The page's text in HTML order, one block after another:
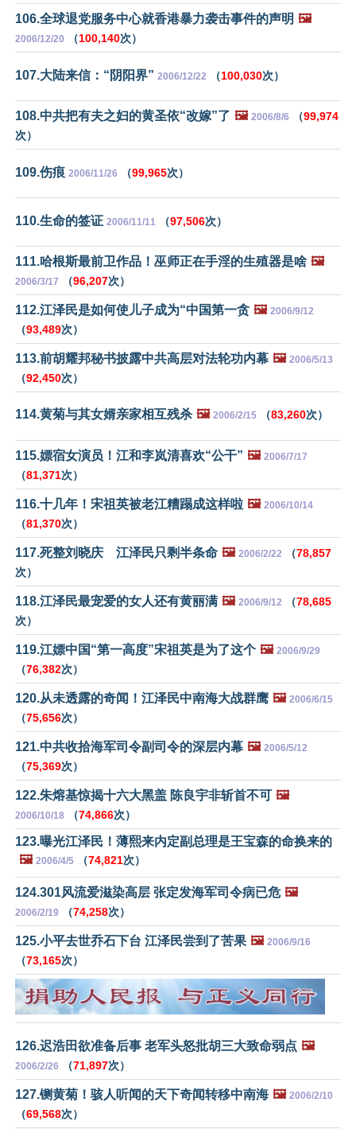
106.全球退党服务中心就香港暴力袭击事件的声明 🖼️
2006/12/20 （100,140次）
107.大陆来信：“阴阳界” 2006/12/22 （100,030次）
108.中共把有夫之妇的黄圣依“改嫁”了 🖼️ 2006/8/6 （99,974
次）
109.伤痕 2006/11/26 （99,965次）
110.生命的签证 2006/11/11 （97,506次）
111.哈根斯最前卫作品！巫师正在手淫的生殖器是啥 🖼️
2006/3/17 （96,207次）
112.江泽民是如何使儿子成为“中国第一贪 🖼️ 2006/9/12
（93,489次）
113.前胡耀邦秘书披露中共高层对法轮功内幕 🖼️ 2006/5/13
（92,450次）
114.黄菊与其女婿亲家相互残杀 🖼️ 2006/2/15 （83,260次）
115.嫖宿女演员！江和李岚清喜欢“公干” 🖼️ 2006/7/17
（81,371次）
116.十几年！宋祖英被老江糟蹋成这样啦 🖼️ 2006/10/14
（81,370次）
117.死整刘晓庆 江泽民只剩半条命 🖼️ 2006/2/22 （78,857
次）
118.江泽民最宠爱的女人还有黄丽满 🖼️ 2006/9/12 （78,685
次）
119.江嫖中国“第一高度”宋祖英是为了这个 🖼️ 2006/9/29
（76,382次）
120.从未透露的奇闻！江泽民中南海大战群鹰 🖼️ 2006/6/15
（75,656次）
121.中共收拾海军司令副司令的深层内幕 🖼️ 2006/5/12
（75,369次）
122.朱熔基惊揭十六大黑盖 陈良宇非斩首不可 🖼️
2006/10/18 （74,866次）
123.曝光江泽民！薄熙来内定副总理是王宝森的命换来的
🖼️ 2006/4/5 （74,821次）
124.301风流爱滋染高层 张定发海军司令病已危 🖼️
2006/2/19 （74,258次）
125.小平去世乔石下台 江泽民尝到了苦果 🖼️ 2006/9/16
（73,165次）
126.迟浩田欲准备后事 老军头怒批胡三大致命弱点 🖼️
2006/2/26 （71,897次）
127.铡黄菊！骇人听闻的天下奇闻转移中南海 🖼️ 2006/2/10
（69,568次）